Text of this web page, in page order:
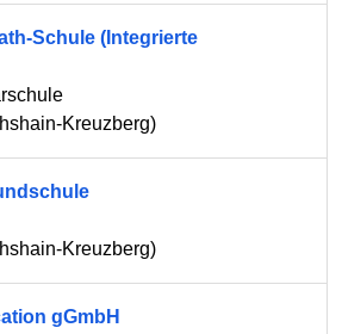
Schule (Integrierte
Kreuzberg)
Kreuzberg)
gGmbH